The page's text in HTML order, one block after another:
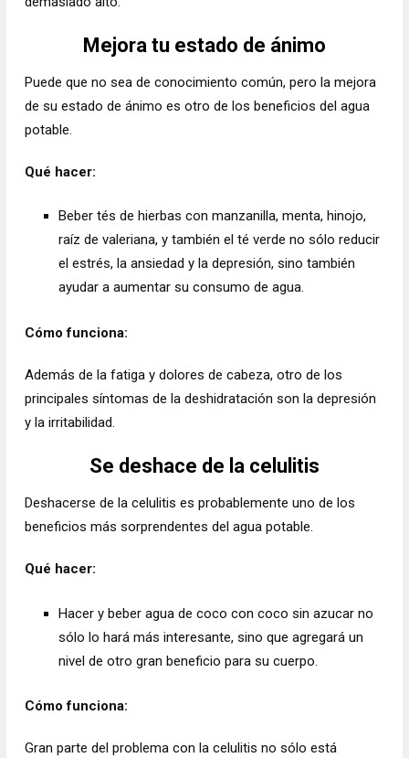
Mejora tu estado de ánimo
Puede que no sea de conocimiento común, pero la mejora
de su estado de ánimo es otro de los beneficios del agua
potable.
Qué hacer:
Beber tés de hierbas con manzanilla, menta, hinojo,
raíz de valeriana, y también el té verde no sólo reducir
el estrés, la ansiedad y la depresión, sino también
ayudar a aumentar su consumo de agua.
Cómo funciona:
Además de la fatiga y dolores de cabeza, otro de los
principales síntomas de la deshidratación son la depresión
y la irritabilidad.
Se deshace de la celulitis
Deshacerse de la celulitis es probablemente uno de los
beneficios más sorprendentes del agua potable.
Qué hacer:
Hacer y beber agua de coco con coco sin azucar no
sólo lo hará más interesante, sino que agregará un
nivel de otro gran beneficio para su cuerpo.
Cómo funciona:
Gran parte del problema con la celulitis no sólo está